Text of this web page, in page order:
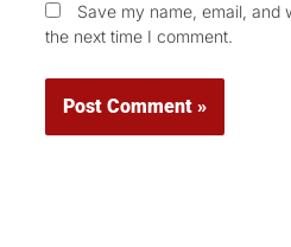
Save my name, email, and
the next time I comment.